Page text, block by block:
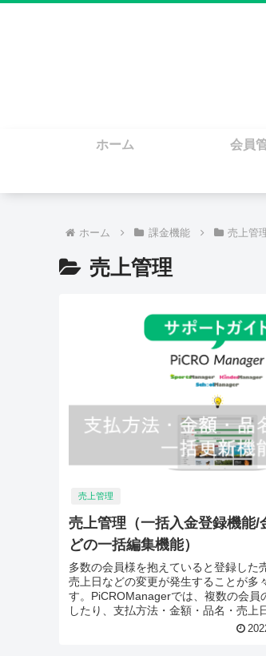
ホーム 会員
ホーム 課金機能 売上管
売上管理
売上管理
売上管理（一括入金登録機能/
どの一括編集機能）
多数の会員様を抱えていると登録した
売上日などの変更が発生することが多
す。PiCROManagerでは、複数の会員
したり、支払方法・金額・品名・売上